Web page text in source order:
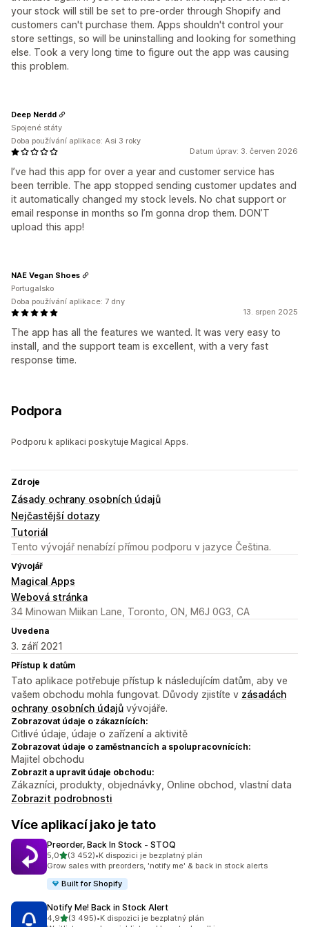
your stock will still be set to pre-order through Shopify and
customers can't purchase them. Apps shouldn't control your
store settings, so will be uninstalling and looking for something
else. Took a very long time to figure out the app was causing
this problem.
Datum úprav: 3. červen 2026
I’ve had this app for over a year and customer service has
been terrible. The app stopped sending customer updates and
it automatically changed my stock levels. No chat support or
email response in months so I’m gonna drop them. DON’T
upload this app!
Deep Nerdd
Spojené státy
Doba používání aplikace: Asi 3 roky
13. srpen 2025
The app has all the features we wanted. It was very easy to
install, and the support team is excellent, with a very fast
response time.
NAE Vegan Shoes
Portugalsko
Doba používání aplikace: 7 dny
Podpora
Podporu k aplikaci poskytuje Magical Apps.
Zdroje
Zásady ochrany osobních údajů
Nejčastější dotazy
Tutoriál
Tento vývojář nenabízí přímou podporu v jazyce Čeština.
Vývojář
Magical Apps
Webová stránka
34 Minowan Miikan Lane, Toronto, ON, M6J 0G3, CA
Uvedena
3. září 2021
Přístup k datům
Tato aplikace potřebuje přístup k následujícím datům, aby ve
vašem obchodu mohla fungovat. Důvody zjistíte v zásadách
ochrany osobních údajů vývojáře.
Zobrazovat údaje o zákaznících:
Citlivé údaje, údaje o zařízení a aktivitě
Zobrazovat údaje o zaměstnancích a spolupracovnících:
Majitel obchodu
Zobrazit a upravit údaje obchodu:
Zákazníci, produkty, objednávky, Online obchod, vlastní data
Zobrazit podrobnosti
Více aplikací jako je tato
Preorder, Back In Stock ‑ STOQ
5,0z 5 hvězd
(3 452)
Celkový počet recenzí: 3452
•K dispozici je bezplatný plán
Grow sales with preorders, 'notify me' & back in stock alerts
Built for Shopify
Notify Me! Back in Stock Alert
4,9z 5 hvězd
(3 495)
Celkový počet recenzí: 3495
•K dispozici je bezplatný plán